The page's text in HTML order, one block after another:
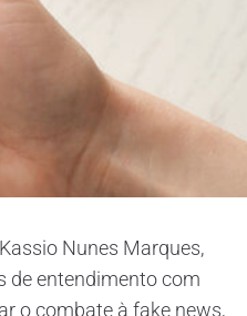
Nunes Marques,
de entendimento com
o combate à fake news,